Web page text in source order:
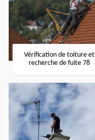
Vérification de toiture et
recherche de fuite 78